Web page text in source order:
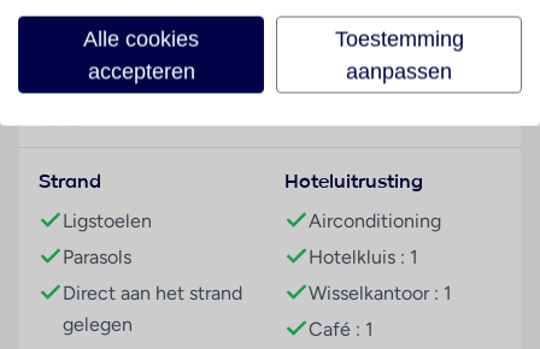
meerdere voor gehandicapten toegankelijke
vrijetijdsbestedingen. Het hotel beschikt over
faciliteiten voor rolstoelgebruikers. In de supermarkt
zijn producten voor het dagelijks gebruik verkrijgbaar.
In de souvenirwinkel kunnen de gasten souvenirs en
voor ontspanning en recreatie. Tot de overige
voorzieningen van het hotel behoort een tv-ruimte.
Wie met de auto komt, kan hem (kosteloos) op het
beschikbare voorzieningen bevinden zich een 24-
uurs beveiligingsdienst, een oppasservice, een
Faciliteiten
Strand
Ligstoelen
Parasols
Direct aan het strand
gelegen
Hoteluitrusting
Airconditioning
Hotelkluis : 1
Wisselkantoor : 1
Café : 1
Alle cookies
accepteren
Toestemming
aanpassen